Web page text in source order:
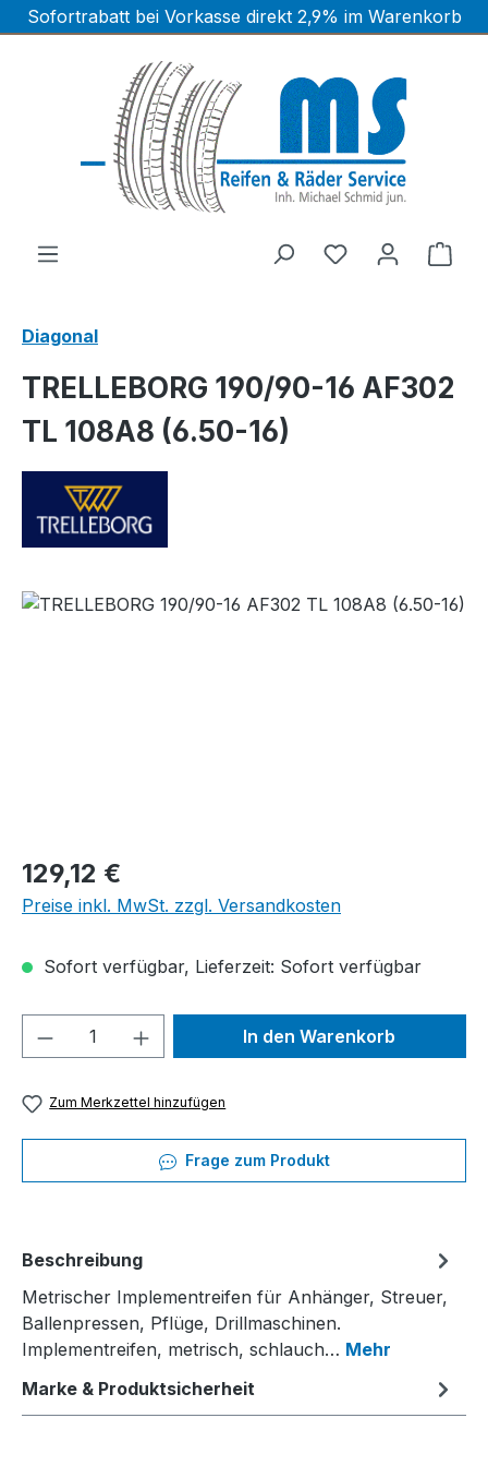
Zum Hauptinhalt springen
Sofortrabatt bei Vorkasse direkt 2,9% im Warenkorb
Diagonal
TRELLEBORG 190/90-16 AF302
TL 108A8 (6.50-16)
Bildergalerie überspringen
Regulärer Preis:
129,12 €
Preise inkl. MwSt. zzgl. Versandkosten
Sofort verfügbar, Lieferzeit: Sofort verfügbar
Produkt Anzahl: Gib denIn den Warenkorb
Zum Merkzettel hinzufügen
Frage zum Produkt
Beschreibung
Metrischer Implementreifen für Anhänger, Streuer,
Ballenpressen, Pflüge, Drillmaschinen.
Implementreifen, metrisch, schlauch… Mehr
Marke & Produktsicherheit